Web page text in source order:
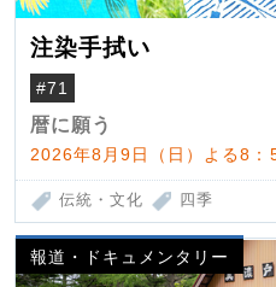
注染手拭い
#71
暦に願う
2026年8月9日（日）よる8：
伝統・文化 四季
報道・ドキュメンタリー